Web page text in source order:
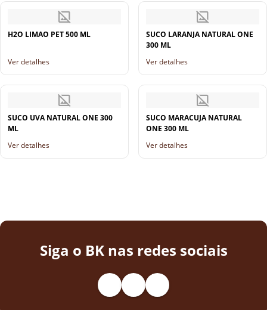
H2O LIMAO PET 500 ML
Ver detalhes
SUCO LARANJA NATURAL ONE
300 ML
Ver detalhes
SUCO UVA NATURAL ONE 300
ML
Ver detalhes
SUCO MARACUJA NATURAL
ONE 300 ML
Ver detalhes
Siga o BK nas redes sociais